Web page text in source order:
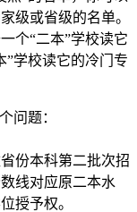
级或省级的名单。
个“二本”学校读它
”学校读它的冷门专
问题：
份本科第二批次招
线对应原二本水
授予权。